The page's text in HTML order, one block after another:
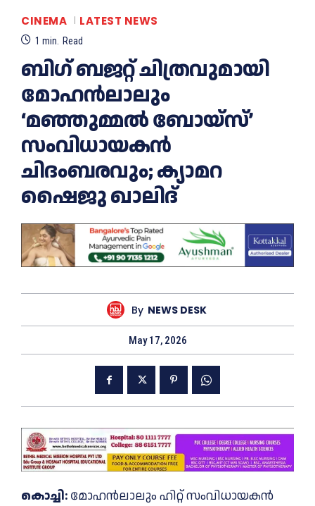
CINEMA LATEST NEWS
1 min. Read
ബിഗ് ബജറ്റ് ചിത്രവുമായി
മോഹൻലാലും
‘മഞ്ഞുമ്മൽ ബോയ്സ്’
സംവിധായകൻ
ചിദംബരവും; ക്യാമറ
ഷൈജു ഖാലിദ്
By NEWS DESK
May 17, 2026
കൊച്ചി: മോഹൻലാലും ഹിറ്റ് സംവിധായകൻ